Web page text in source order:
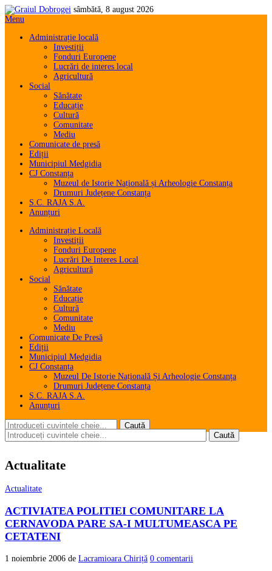
sâmbătă, 8 august 2026
Menu
Administrație locală
Investiții
Fonduri Europene
Lucrări de interes local
Agricultură
Social
Sănătate
Educație
Cultură
Comunitate
Mediu
Comunicate de presă
Ediții
Municipiul Medgidia
CJ Constanța
Muzeul de Istorie Națională și Arheologie Constanța
Drumuri Județene Constanța
S.C. RAJA S.A.
Anunțuri
Administrație Locală
Investiții
Fonduri Europene
Lucrări De Interes Local
Agricultură
Social
Sănătate
Educație
Cultură
Comunitate
Mediu
Comunicate De Presă
Ediții
Municipiul Medgidia
CJ Constanța
Muzeul De Istorie Națională Și Arheologie Constanța
Drumuri Județene Constanța
S.C. RAJA S.A.
Anunțuri
Actualitate
Actualitate
ACTIVIATEA POLITIEI COMUNITARE LA
CERNAVODA PARE SA-I MULTUMEASCA PE
CETATENI
1 noiembrie 2006 de Lacramioara Chiriță 0 comentarii